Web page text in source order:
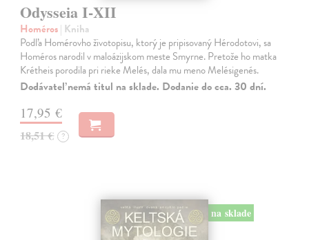
Odysseia I-XII
Homéros| Kniha
Podľa Homérovho životopisu, ktorý je pripisovaný Hérodotovi, sa
Homéros narodil v maloázijskom meste Smyrne. Pretože ho matka
Krétheis porodila pri rieke Melés, dala mu meno Melésigenés.
Dodávateľ nemá titul na sklade. Dodanie do cca. 30 dní.
17,95 €
18,51 € ?
na sklade